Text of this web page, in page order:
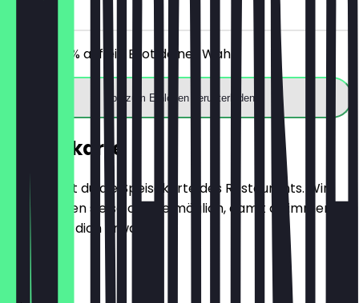
Erhalte 30% auf ein Brot deiner Wahl.
App zum Einlösen herunterladen
Speisekarte
Hier findest du die Speisekarte des Restaurants. Wir
aktualisieren sie so oft wie möglich, damit du immer
weißt, was dich erwartet.
BRÖTCHEN